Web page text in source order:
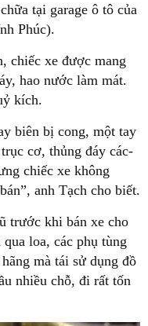
tại garage ô tô của
Phúc).
chiếc xe được mang
hao nước làm mát.
kích.
biên bị cong, một tay
cơ, thủng đáy các-
chiếc xe không
anh Tạch cho biết.
trước khi bán xe cho
loa, các phụ tùng
mà tái sử dụng đồ
nhiều chỗ, đi rất tốn